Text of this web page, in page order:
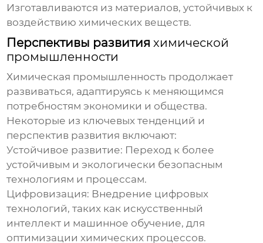
Изготавливаются из материалов, устойчивых к
воздействию химических веществ.
Перспективы развитияхимической
промышленности
Химическая промышленность продолжает
развиваться, адаптируясь к меняющимся
потребностям экономики и общества.
Некоторые из ключевых тенденций и
перспектив развития включают:
Устойчивое развитие: Переход к более
устойчивым и экологически безопасным
технологиям и процессам.
Цифровизация: Внедрение цифровых
технологий, таких как искусственный
интеллект и машинное обучение, для
оптимизации химических процессов.